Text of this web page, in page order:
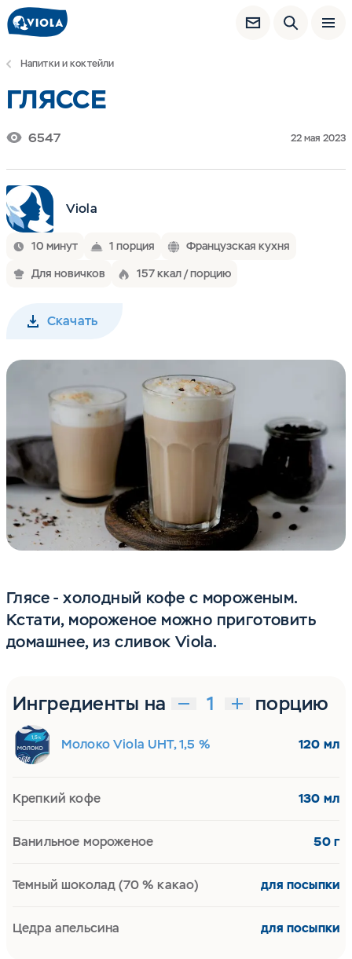
Напитки и коктейли
ГЛЯССЕ
6547 22 мая 2023
Viola
10 минут 1 порция
Французская кухня
Для новичков
157 ккал / порцию
Скачать
Глясе - холодный кофе с мороженым.
Кстати, мороженое можно приготовить
домашнее, из сливок Viola.
Ингредиенты на порцию
Молоко Viola UHT, 1,5 % 120 мл
Крепкий кофе 130 мл
Ванильное мороженое 50 г
Темный шоколад (70 % какао) для посыпки
Цедра апельсина для посыпки